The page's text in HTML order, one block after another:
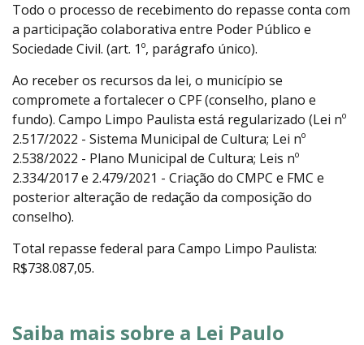
Todo o processo de recebimento do repasse conta com
a participação colaborativa entre Poder Público e
Sociedade Civil. (art. 1º, parágrafo único).
Ao receber os recursos da lei, o município se
compromete a fortalecer o CPF (conselho, plano e
fundo). Campo Limpo Paulista está regularizado (Lei nº
2.517/2022 - Sistema Municipal de Cultura; Lei nº
2.538/2022 - Plano Municipal de Cultura; Leis nº
2.334/2017 e 2.479/2021 - Criação do CMPC e FMC e
posterior alteração de redação da composição do
conselho).
Total repasse federal para Campo Limpo Paulista:
R$738.087,05.
Saiba mais sobre a Lei Paulo